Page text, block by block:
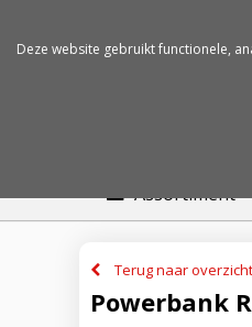
Assortiment
Terug naar overzicht
Powerbank
Deze website gebruikt functionele,